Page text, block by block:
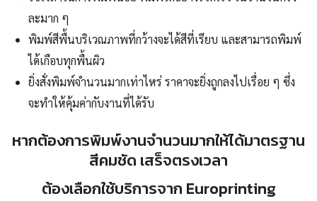
ละมาก ๆ
พิมพ์สีพื้นบริเวณภาพที่กว้างจะได้สีที่เรียบ และสามารถพิมพ์
ได้เกือบทุกพื้นผิว
ยิ่งสั่งพิมพ์จำนวนมากเท่าไหร่ ราคาจะยิ่งถูกลงไปเรื่อย ๆ ซึ่ง
จะทำให้คุ้มค่ากับงานที่ได้รับ
หากต้องการพิมพ์งานจำนวนมากให้ได้มาตรฐาน
สีคมชัด เสร็จตรงเวลา
ต้องเลือกใช้บริการจาก Europrinting